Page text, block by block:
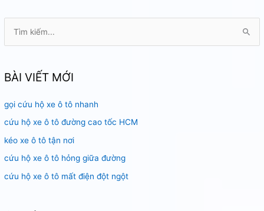
k
ế
m
:
BÀI VIẾT MỚI
gọi cứu hộ xe ô tô nhanh
cứu hộ xe ô tô đường cao tốc HCM
kéo xe ô tô tận nơi
cứu hộ xe ô tô hỏng giữa đường
cứu hộ xe ô tô mất điện đột ngột